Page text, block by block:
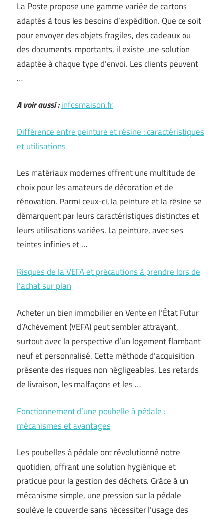
La Poste propose une gamme variée de cartons
adaptés à tous les besoins d’expédition. Que ce soit
pour envoyer des objets fragiles, des cadeaux ou
des documents importants, il existe une solution
adaptée à chaque type d’envoi. Les clients peuvent
…
A voir aussi :infosmaison.fr
Différence entre peinture et résine : caractéristiques
et utilisations
Les matériaux modernes offrent une multitude de
choix pour les amateurs de décoration et de
rénovation. Parmi ceux-ci, la peinture et la résine se
démarquent par leurs caractéristiques distinctes et
leurs utilisations variées. La peinture, avec ses
teintes infinies et …
Risques de la VEFA et précautions à prendre lors de
l’achat sur plan
Acheter un bien immobilier en Vente en l’État Futur
d’Achèvement (VEFA) peut sembler attrayant,
surtout avec la perspective d’un logement flambant
neuf et personnalisé. Cette méthode d’acquisition
présente des risques non négligeables. Les retards
de livraison, les malfaçons et les …
Fonctionnement d’une poubelle à pédale :
mécanismes et avantages
Les poubelles à pédale ont révolutionné notre
quotidien, offrant une solution hygiénique et
pratique pour la gestion des déchets. Grâce à un
mécanisme simple, une pression sur la pédale
soulève le couvercle sans nécessiter l’usage des